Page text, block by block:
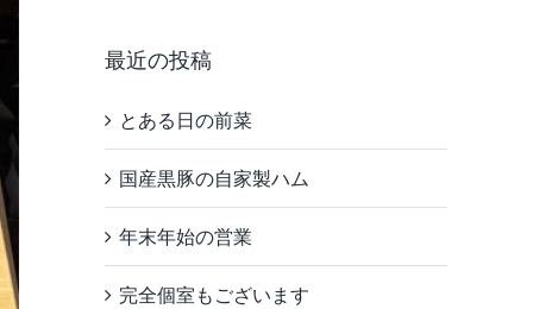
最近の投稿
とある日の前菜
国産黒豚の自家製ハム
年末年始の営業
完全個室もございます